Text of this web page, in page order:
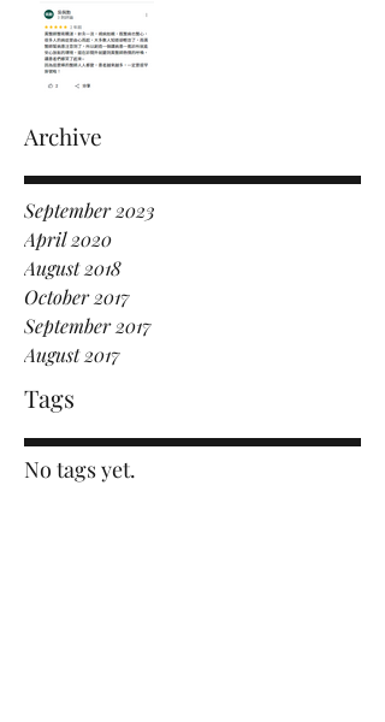
Archive
September 2023
April 2020
August 2018
October 2017
September 2017
August 2017
Tags
No tags yet.